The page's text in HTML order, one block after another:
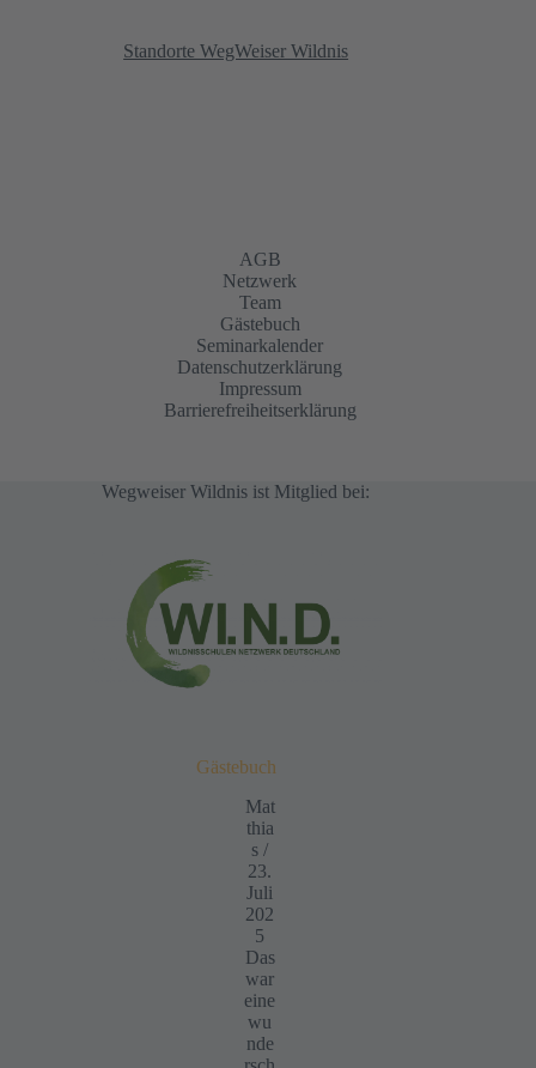
Standorte WegWeiser Wildnis
AGB
Netzwerk
Team
Gästebuch
Seminarkalender
Datenschutzerklärung
Impressum
Barrierefreiheitserklärung
Wegweiser Wildnis ist Mitglied bei:
Gästebuch
Mat
thia
s /
23.
Juli
202
5
Das
war
eine
wu
nde